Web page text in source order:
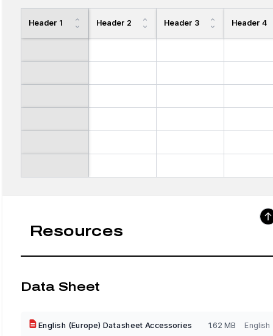
Header 1 Header 2 Header 3 Header 4
Resources
Data Sheet
English (Europe) Datasheet Accessories 1.62 MB English